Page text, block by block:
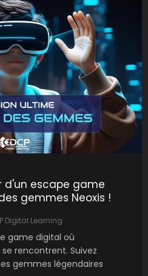
d'un escape game
gemmes Neoxis !
Digital Learning
game digital où
rencontrent. Suivez
gemmes légendaires